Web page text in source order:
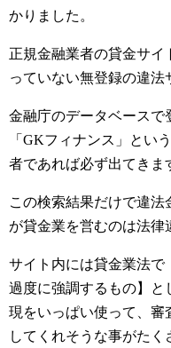
かりました。
正規金融業者の貸金サ
っていない無登録の違法
金融庁のデータベースで
「GKフィナンス」とい
者であれば必ず出てきま
この検索結果だけで違
が貸金業を営むのは法律
サイト内には貸金業法で
過度に強調するもの】と
現をいっぱい使って、審
してくれそうな事がたく